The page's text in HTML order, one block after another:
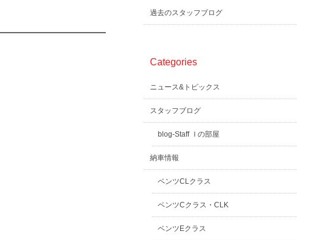
過去のスタッフブログ
Categories
ニュース&トピックス
スタッフブログ
blog-Staff Ｉの部屋
納車情報
ベンツCLクラス
ベンツCクラス・CLK
ベンツEクラス